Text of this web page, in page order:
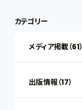
カテゴリー
メディア掲載（61）
出版情報（17）